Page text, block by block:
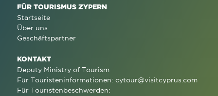
FÜR TOURISMUS ZYPERN
Startseite
Über uns
Geschäftspartner
KONTAKT
Deputy Ministry of Tourism
Für Touristeninformationen: cytour@visitcyprus.com
Für Touristenbeschwerden: